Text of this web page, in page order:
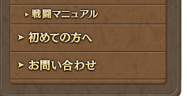
アトリエルール
戦闘マニュアル
初めての方へ
お問い合わせ